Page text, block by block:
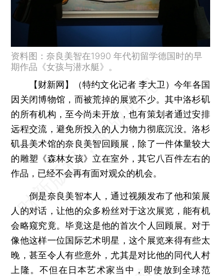
资料图：奈良美智在1990 年代初留学德国时的早
期作品《女孩与潜水艇》。
【财新网】（特约文化记者 李大卫）今年各国
因关闭博物馆，而被荒掉的展览不少。其中洛杉矶
的所有机构，至今尚未开放，也有策划者通过安排
远程交流，避免所投入的人力物力彻底沉没。洛杉
矶县美术馆的奈良美智回顾展，除了一件体量较大
的雕塑《森林女孩》立在室外，其它八百件左右的
作品，已经不会再有面对观众的机会。
倒是奈良美智本人，通过视频发布了他和策展
人的对话，让他的众多粉丝对于这次展览，能有机
会略窥究竟。毕竟这是他的首次个人回顾展。对于
像他这样一位国际艺术明星，这个展览来得有些太
晚，甚至令人有些意外，尤其是对比他的同代人村
上隆。不但在日本艺术家当中，即使放到全球范